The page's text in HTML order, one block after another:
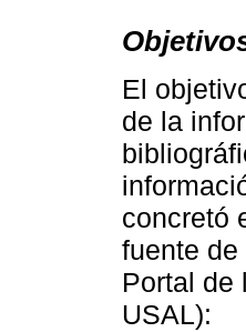
El
de la
concretó
fuente
Portal de
USAL):